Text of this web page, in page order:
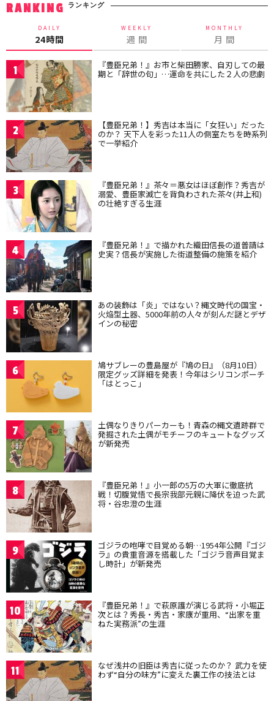
RANKING ランキング
DAILY
24時間
WEEKLY
週 間
MONTHLY
月 間
1 『豊臣兄弟！』お市と柴田勝家、自刃しての最
期と「辞世の句」…運命を共にした２人の悲劇
2 【豊臣兄弟！】秀吉は本当に「女狂い」だった
のか？ 天下人を彩った11人の側室たちを時系列
で一挙紹介
3 『豊臣兄弟！』茶々＝悪女はほぼ創作？秀吉が
溺愛、豊臣家滅亡を背負わされた茶々(井上和)
の壮絶すぎる生涯
4 『豊臣兄弟！』で描かれた織田信長の道普請は
史実？信長が実施した街道整備の施策を紹介
5 あの装飾は「炎」ではない？縄文時代の国宝・
火焔型土器、5000年前の人々が刻んだ謎とデザ
インの秘密
6 鳩サブレーの豊島屋が『鳩の日』（8月10日）
限定グッズ詳細を発表！今年はシリコンポーチ
「はとっこ」
7 土偶なりきりパーカーも！青森の縄文遺跡群で
発掘された土偶がモチーフのキュートなグッズ
が新発売
8 『豊臣兄弟！』小一郎の5万の大軍に徹底抗
戦！切腹覚悟で長宗我部元親に降伏を迫った武
将・谷忠澄の生涯
9 ゴジラの咆哮で目覚める朝…1954年公開『ゴジ
ラ』の貴重音源を搭載した「ゴジラ音声目覚ま
し時計」が新発売
10 『豊臣兄弟！』で萩原護が演じる武将・小堀正
次とは？秀長・秀吉・家康が重用、“出家を重
ねた実務派”の生涯
11 なぜ浅井の旧臣は秀吉に従ったのか？ 武力を使
わず“自分の味方”に変えた裏工作の技法とは